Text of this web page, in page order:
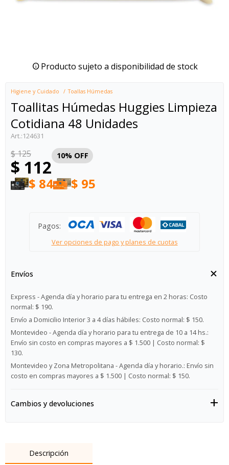
Producto sujeto a disponibilidad de stock
Higiene y Cuidado Toallas Húmedas
Toallitas Húmedas Huggies Limpieza
Cotidiana 48 Unidades
124631
$ 112
$125 10
$ 84 $ 95
Pagos:
Ver opciones de pago y planes de cuotas
Envíos
Express - Agenda día y horario para tu entrega en 2 horas: Costo
normal: $ 190.
Envío a Domicilio Interior 3 a 4 días hábiles: Costo normal: $ 150.
Montevideo - Agenda día y horario para tu entrega de 10 a 14 hs.:
Envío sin costo en compras mayores a $ 1.500 | Costo normal: $
130.
Montevideo y Zona Metropolitana - Agenda día y horario.: Envío sin
costo en compras mayores a $ 1.500 | Costo normal: $ 150.
Cambios y devoluciones
Descripción